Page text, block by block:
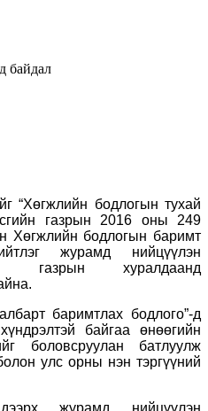
байдал
“Хөгжлийн бодлогын тухай
газрын 2016 оны 249
Хөгжлийн бодлогын баримт
журамд нийцүүлэн
газрын хуралдаанд
баримтлах бодлого”-д
байгаа өнөөгийн
боловсруулан батлуулж
улс орны нэн тэргүүний
журамд нийцүүлэн